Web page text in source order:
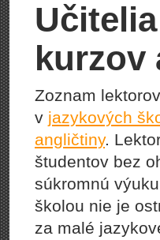
Zoznam
v jazykových
angličtiny.
študentov bez
súkromnú
školou nie je
za malé